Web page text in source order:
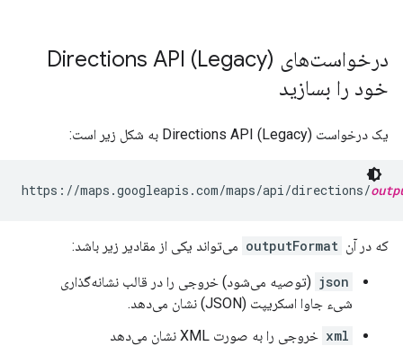
درخواست‌های Directions API (Legacy)
خود را بسازید
یک درخواست Directions API (Legacy) به شکل زیر است:
https://maps.googleapis.com/maps/api/directions/
که در آن outputFormat می‌تواند یکی از مقادیر زیر باشد:
json (توصیه می‌شود) خروجی را در قالب نشانه‌گذاری
شیء جاوا اسکریپت (JSON) نشان می‌دهد.
xml خروجی را به صورت XML نشان می‌دهد